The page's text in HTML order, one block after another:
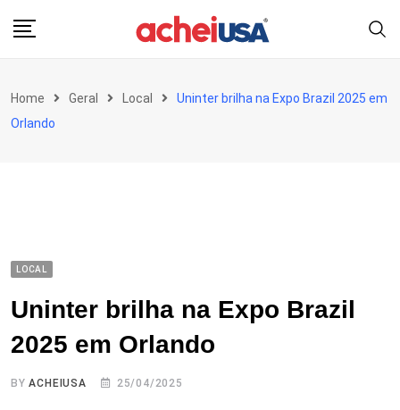
Home Geral Local
Uninter brilha na Expo Brazil 2025 em
Orlando
LOCAL
Uninter brilha na Expo Brazil
2025 em Orlando
BYACHEIUSA 25/04/2025